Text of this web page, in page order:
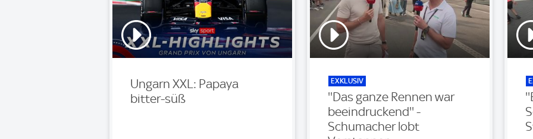
Ungarn XXL: Papaya
bitter-süß
EXKLUSIV
''Das ganze Rennen war
beeindruckend'' -
Schumacher lobt